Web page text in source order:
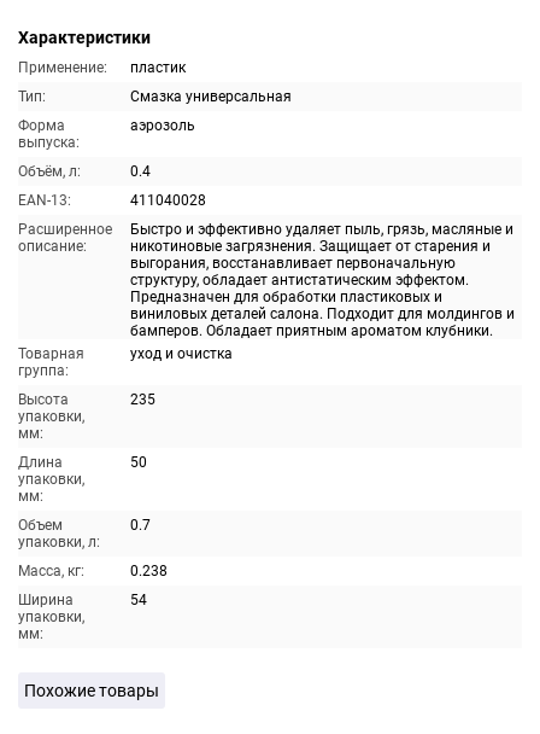
Характеристики
Применение:
пластик
Тип:
Смазка универсальная
Форма
выпуска:
аэрозоль
Объём, л:
0.4
EAN-13:
411040028
Расширенное
описание:
Быстро и эффективно удаляет пыль, грязь, масляные и
никотиновые загрязнения. Защищает от старения и
выгорания, восстанавливает первоначальную
структуру, обладает антистатическим эффектом.
Предназначен для обработки пластиковых и
виниловых деталей салона. Подходит для молдингов и
бамперов. Обладает приятным ароматом клубники.
Товарная
группа:
уход и очистка
Высота
упаковки,
мм:
235
Длина
упаковки,
мм:
50
Объем
упаковки, л:
0.7
Масса, кг:
0.238
Ширина
упаковки,
мм:
54
Похожие товары